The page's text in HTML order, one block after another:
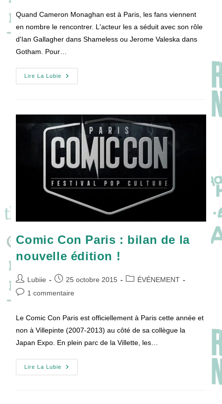
publication :
Quand Cameron Monaghan est à Paris, les fans viennent
en nombre le rencontrer. L'acteur les a séduit avec son rôle
d'Ian Gallagher dans Shameless ou Jerome Valeska dans
Gotham. Pour…
Lire La Lubie
Retour
Sur
Monaghan
Comic Con Paris : bilan de la
nouvelle édition !
Auteur/autrice
de
Lubiie
Publication
publiée :
25 octobre 2015
PostÉVÉNEMENT
Commentaires
publication :
1 commentaire
Le Comic Con Paris est officiellement à Paris cette année et
non à Villepinte (2007-2013) au côté de sa collègue la
Japan Expo. En plein parc de la Villette, les…
Lire La Lubie
Comic
Con